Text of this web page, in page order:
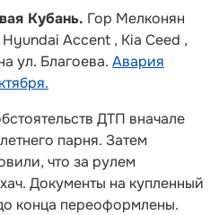
Кубань. Гор Мелконян
Accent , Kia Ceed ,
ул. Благоева. Авария
ДТП вначале
парня. Затем
что за рулем
Документы на купленный
конца переоформлены.